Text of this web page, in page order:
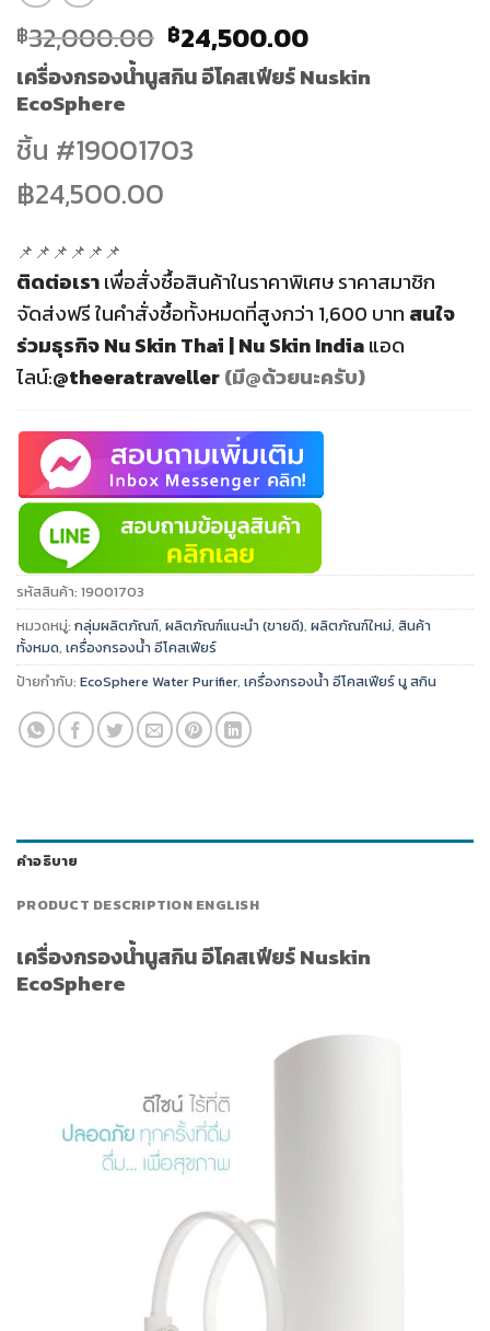
฿32,000.00 Original
price
was:
฿24,500.00Current
price
is:
เครื่องกรองน้ำนูสกิน อีโคสเฟียร์ Nuskin
EcoSphere
ชิ้น #19001703
฿24,500.00
📌📌📌📌📌📌
ติดต่อเราเพื่อสั่งซื้อสินค้าในราคาพิเศษ ราคาสมาชิก
จัดส่งฟรีในคำสั่งซื้อทั้งหมดที่สูงกว่า 1,600 บาท สนใจ
ร่วมธุรกิจNu Skin Thai | Nu Skin Indiaแอด
ไลน์:@theeratraveller(มี@ด้วยนะครับ)
รหัสสินค้า: 19001703
หมวดหมู่: กลุ่มผลิตภัณฑ์, ผลิตภัณฑ์แนะนำ (ขายดี), ผลิตภัณฑ์ใหม่, สินค้า
ทั้งหมด, เครื่องกรองน้ำ อีโคสเฟียร์
ป้ายกำกับ: EcoSphere Water Purifier, เครื่องกรองน้ำ อีโคสเฟียร์ นู สกิน
คำอธิบาย
PRODUCT DESCRIPTION ENGLISH
เครื่องกรองน้ำนูสกิน อีโคสเฟียร์ Nuskin
EcoSphere